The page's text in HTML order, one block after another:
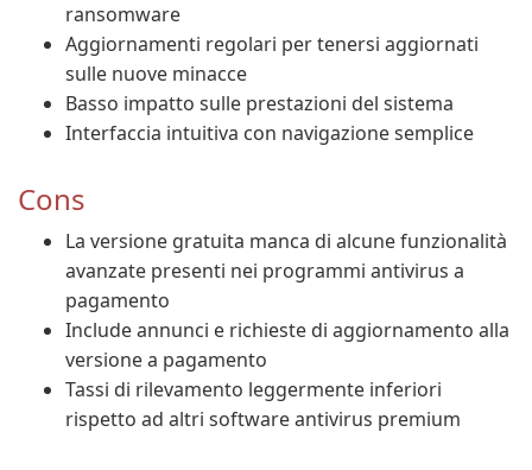
ransomware
Aggiornamenti regolari per tenersi aggiornati
sulle nuove minacce
Basso impatto sulle prestazioni del sistema
Interfaccia intuitiva con navigazione semplice
Cons
La versione gratuita manca di alcune funzionalità
avanzate presenti nei programmi antivirus a
pagamento
Include annunci e richieste di aggiornamento alla
versione a pagamento
Tassi di rilevamento leggermente inferiori
rispetto ad altri software antivirus premium